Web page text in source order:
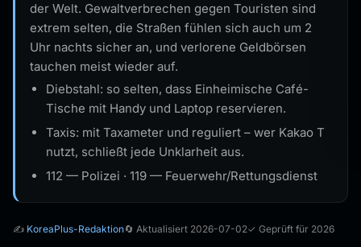
der Welt. Gewaltverbrechen gegen Touristen sind
extrem selten, die Straßen fühlen sich auch um 2
Uhr nachts sicher an, und verlorene Geldbörsen
tauchen meist wieder auf.
Diebstahl: so selten, dass Einheimische Café-
Tische mit Handy und Laptop reservieren.
Taxis: mit Taxameter und reguliert – wer Kakao T
nutzt, schließt jede Unklarheit aus.
112 — Polizei · 119 — Feuerwehr/Rettungsdienst
✍️ KoreaPlus-Redaktion🔄 Aktualisiert 2026-07-02✓ Geprüft für 2026